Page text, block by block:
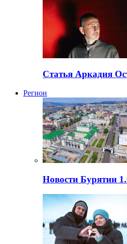
Статья Аркадия
Регион
Новости Бурятии